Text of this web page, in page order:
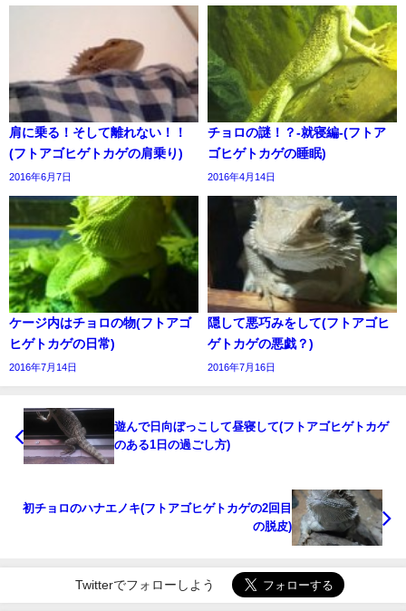
肩に乗る！そして離れない！！
(フトアゴヒゲトカゲの肩乗り)
2016年6月7日
チョロの謎！？-就寝編-(フトア
ゴヒゲトカゲの睡眠)
2016年4月14日
ケージ内はチョロの物(フトアゴ
ヒゲトカゲの日常)
2016年7月14日
隠して悪巧みをして(フトアゴヒ
ゲトカゲの悪戯？)
2016年7月16日
遊んで日向ぼっこして昼寝して(フトアゴヒゲトカゲ
のある1日の過ごし方)
初チョロのハナエノキ(フトアゴヒゲトカゲの2回目
の脱皮)
Twitterでフォローしよう